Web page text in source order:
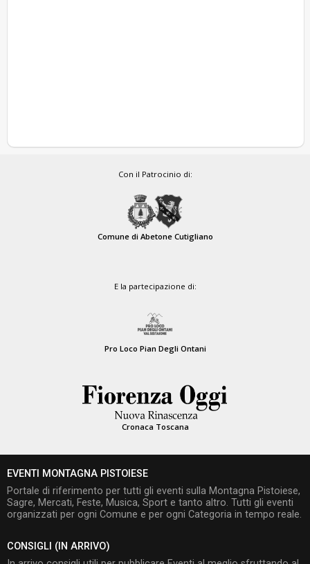
Con il Patrocinio di:
Comune di Abetone Cutigliano
E la partecipazione di:
Pro Loco Pian Degli Ontani
Cronaca Toscana
EVENTI MONTAGNA PISTOIESE
Portale di riferimento per tutti gli eventi sulla Montagna Pistoiese,
Sagre, Mercati, Feste, Musica, Sport e tanto altro. Tutti gli eventi
organizzati per ogni Comune e per ogni Categoria in tempo reale.
CONSIGLI (IN ARRIVO)